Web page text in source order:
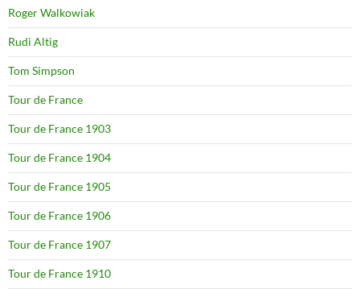
Roger Walkowiak
Rudi Altig
Tom Simpson
Tour de France
Tour de France 1903
Tour de France 1904
Tour de France 1905
Tour de France 1906
Tour de France 1907
Tour de France 1910